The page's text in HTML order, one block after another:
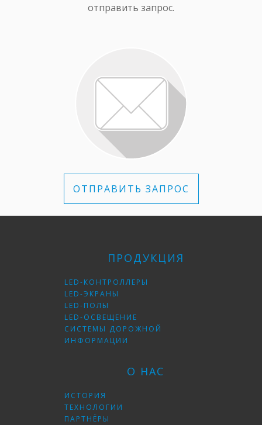
ОСНОВНЫЕ
Встроенный процессор Intel Atom industrial
16-битная обработка каждого цвета в
пикселе с эффективной корректировкой
свечения светодиодов, регулировка яркости
экрана, гамма коррекции и цветовой
Internet, системная консоль
модуля (температура, напряжение и ток),
автоматического управления яркостью
отправить запрос.
ОТПРАВИТЬ ЗАПРОС
ПРОДУКЦИЯ
LED-КОНТРОЛЛЕРЫ
LED-ЭКРАНЫ
LED-ПОЛЫ
LED-ОСВЕЩЕНИЕ
СИСТЕМЫ ДОРОЖНОЙ
ИНФОРМАЦИИ
О НАС
ИСТОРИЯ
ТЕХНОЛОГИИ
ПАРТНЁРЫ